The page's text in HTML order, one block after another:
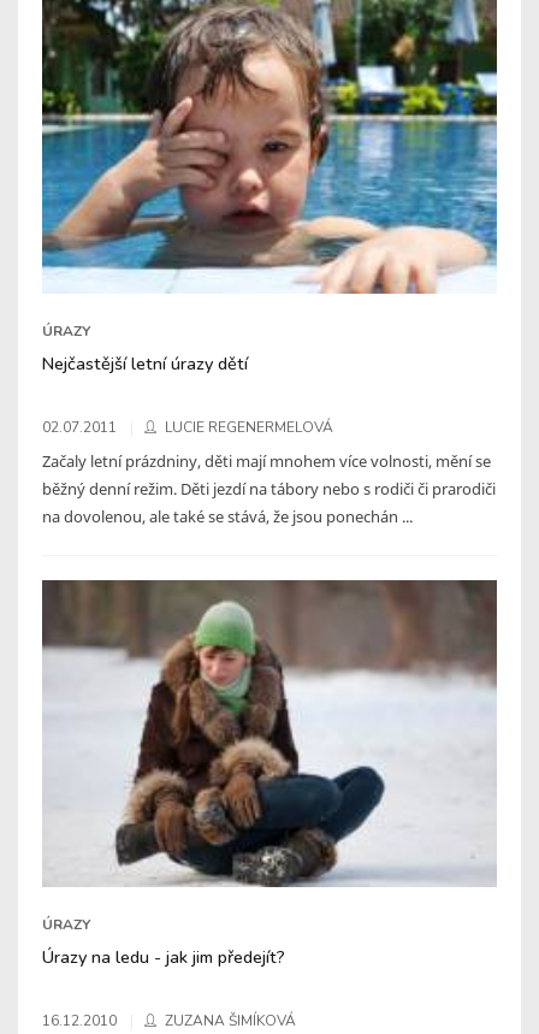
ÚRAZY
Nejčastější letní úrazy dětí
02.07.2011 LUCIE REGENERMELOVÁ
Začaly letní prázdniny, děti mají mnohem více volnosti, mění se
běžný denní režim. Děti jezdí na tábory nebo s rodiči či prarodiči
na dovolenou, ale také se stává, že jsou ponechán ...
ÚRAZY
Úrazy na ledu - jak jim předejít?
16.12.2010 ZUZANA ŠIMÍKOVÁ